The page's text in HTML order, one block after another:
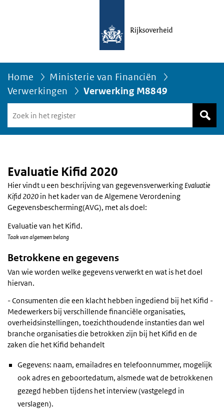
Home
Ministerie van Financiën
Verwerkingen
Verwerking M8849
in
het
Evaluatie Kifid 2020
Hier vindt u een beschrijving van gegevensverwerking Evaluatie
Kifid 2020 in het kader van de Algemene Verordening
Gegevensbescherming(AVG), met als doel:
Evaluatie van het Kifid.
Taak van algemeen belang
Betrokkene en gegevens
Van wie worden welke gegevens verwerkt en wat is het doel
hiervan.
- Consumenten die een klacht hebben ingediend bij het Kifid -
Medewerkers bij verschillende financiële organisaties,
overheidsinstellingen, toezichthoudende instanties dan wel
branche organisaties die betrokken zijn bij het Kifid en de
zaken die het Kifid behandelt
Gegevens: naam, emailadres en telefoonnummer, mogelijk
ook adres en geboortedatum, alsmede wat de betrokkenen
gezegd hebben tijdens het interview (vastgelegd in
verslagen).